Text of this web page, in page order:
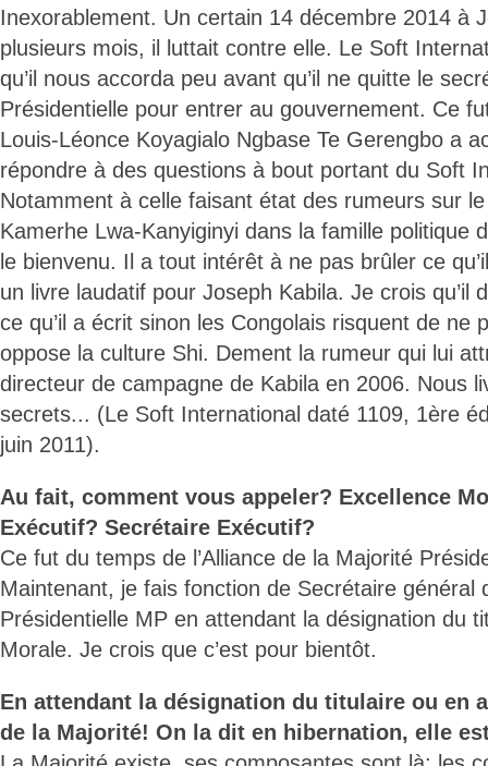
Inexorablement. Un certain 14 décembre 2014 à
plusieurs mois, il luttait contre elle. Le Soft
qu’il nous accorda peu avant qu’il ne quitte le
Présidentielle pour entrer au gouvernement. Ce
Louis-Léonce Koyagialo Ngbase Te Gerengbo a
répondre à des questions à bout portant du Soft
Notamment à celle faisant état des rumeurs sur
Kamerhe Lwa-Kanyiginyi dans la famille politique
le bienvenu. Il a tout intérêt à ne pas brûler ce
un livre laudatif pour Joseph Kabila. Je crois qu’il
ce qu’il a écrit sinon les Congolais risquent de ne
oppose la culture Shi. Dement la rumeur qui lui
directeur de campagne de Kabila en 2006. Nous
secrets... (Le Soft International daté 1109, 1ère
juin 2011).
Au fait, comment vous appeler? Excellence
Exécutif? Secrétaire Exécutif?
Ce fut du temps de l’Alliance de la Majorité
Maintenant, je fais fonction de Secrétaire général
Présidentielle MP en attendant la désignation du
Morale. Je crois que c’est pour bientôt.
En attendant la désignation du titulaire ou en
de la Majorité! On la dit en hibernation, elle